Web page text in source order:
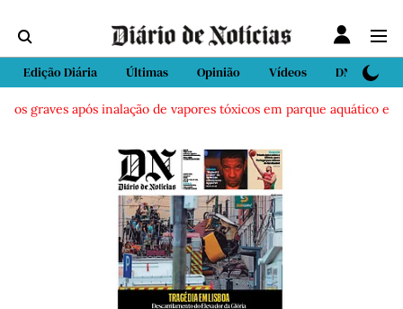
Edição Diária Últimas Opinião Vídeos DN Sport
graves após inalação de vapores tóxicos em parque aquático em